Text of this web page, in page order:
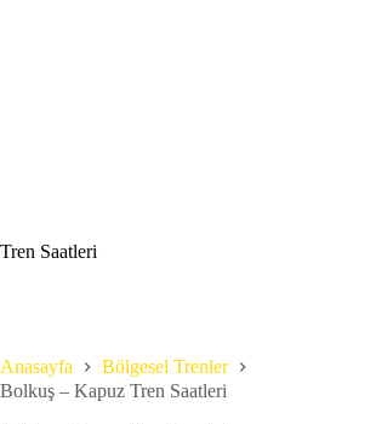
to
content
Tren Saatleri
Anasayfa
Bölgesel Trenler
Bolkuş – Kapuz Tren Saatleri